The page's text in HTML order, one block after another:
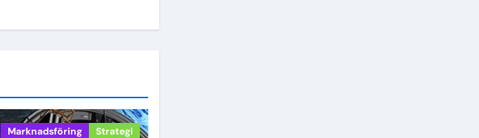
Marknadsföring Strategi